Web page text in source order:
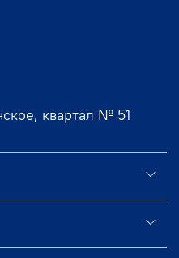
квартал № 51